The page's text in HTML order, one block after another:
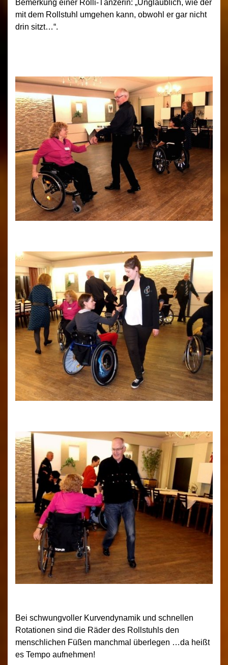
Bemerkung einer Rolli-Tänzerin: „Unglaublich, wie der
mit dem Rollstuhl umgehen kann, obwohl er gar nicht
drin sitzt…“.
Bei schwungvoller Kurvendynamik und schnellen
Rotationen sind die Räder des Rollstuhls den
menschlichen Füßen manchmal überlegen …da heißt
es Tempo aufnehmen!